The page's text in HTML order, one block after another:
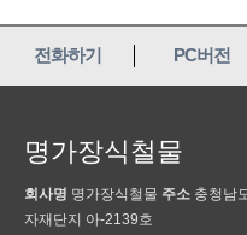
전화하기 PC버전
명가장식철물
회사명 명가장식철물 주소 충청남
자재단지 아-2139호